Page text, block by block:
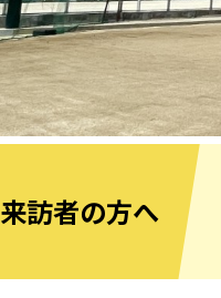
来訪者の方へ